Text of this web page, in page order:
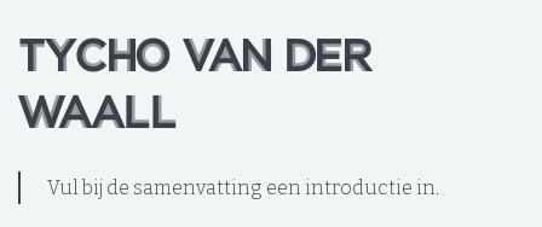
TYCHO VAN DER
WAALL
TYCHO VAN DER
WAALL
Vul bij de samenvatting een introductie in.